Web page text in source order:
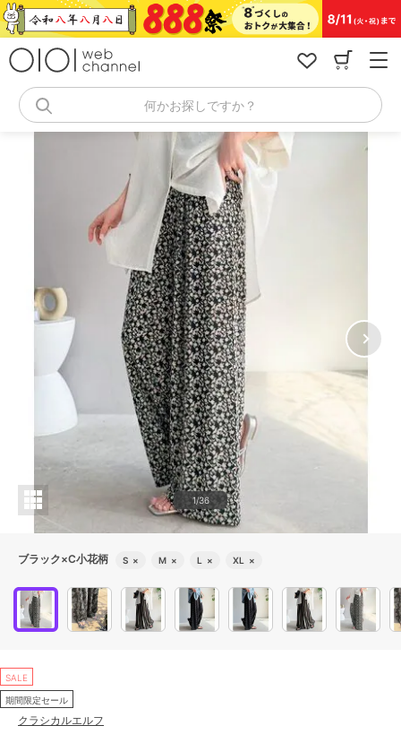
コ
ン
何かお探しですか？
1/36
ブラック×C小花柄 S × M × L × XL ×
SALE
期間限定セール
クラシカルエルフ